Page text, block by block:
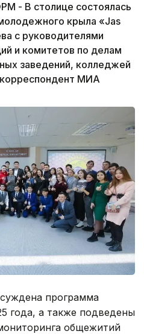
- В столице состоялась
крыла «Jas
с руководителями
и комитетов по делам
заведений, колледжей
МИА
программа
года, а также подведены
общежитий